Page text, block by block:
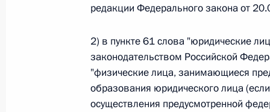
Федеральный закон от
О внесении изменений в Федеральный
26 июля 2026 года
редакции Федерального закона от
2) в пункте 61 слова "юридические
законодательством Российской
"физические лица, занимающиеся
образования юридического лица
осуществления предусмотренной